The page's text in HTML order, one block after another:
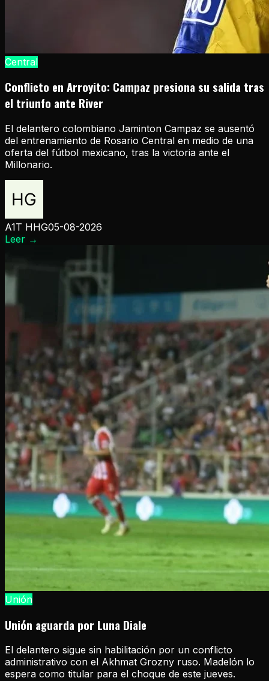
Central
Conflicto en Arroyito: Campaz presiona su salida tras
el triunfo ante River
El delantero colombiano Jaminton Campaz se ausentó
del entrenamiento de Rosario Central en medio de una
oferta del fútbol mexicano, tras la victoria ante el
Millonario.
A1T HHG05-08-2026
Leer →
Unión
Unión aguarda por Luna Diale
El delantero sigue sin habilitación por un conflicto
administrativo con el Akhmat Grozny ruso. Madelón lo
espera como titular para el choque de este jueves.